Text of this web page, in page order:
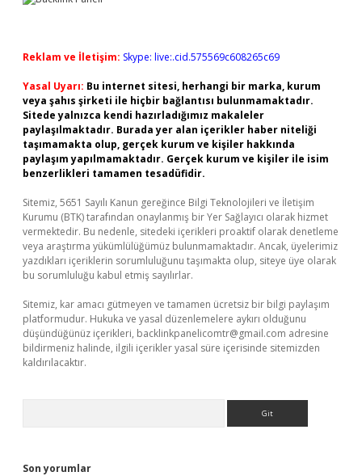
Reklam ve İletişim: Skype: live:.cid.575569c608265c69
Yasal Uyarı: Bu internet sitesi, herhangi bir marka, kurum
veya şahıs şirketi ile hiçbir bağlantısı bulunmamaktadır.
Sitede yalnızca kendi hazırladığımız makaleler
paylaşılmaktadır. Burada yer alan içerikler haber niteliği
taşımamakta olup, gerçek kurum ve kişiler hakkında
paylaşım yapılmamaktadır. Gerçek kurum ve kişiler ile isim
benzerlikleri tamamen tesadüfidir.
Sitemiz, 5651 Sayılı Kanun gereğince Bilgi Teknolojileri ve İletişim
Kurumu (BTK) tarafından onaylanmış bir Yer Sağlayıcı olarak hizmet
vermektedir. Bu nedenle, sitedeki içerikleri proaktif olarak denetleme
veya araştırma yükümlülüğümüz bulunmamaktadır. Ancak, üyelerimiz
yazdıkları içeriklerin sorumluluğunu taşımakta olup, siteye üye olarak
bu sorumluluğu kabul etmiş sayılırlar.
Sitemiz, kar amacı gütmeyen ve tamamen ücretsiz bir bilgi paylaşım
platformudur. Hukuka ve yasal düzenlemelere aykırı olduğunu
düşündüğünüz içerikleri, backlinkpanelicomtr@gmail.com adresine
bildirmeniz halinde, ilgili içerikler yasal süre içerisinde sitemizden
kaldırılacaktır.
Son yorumlar